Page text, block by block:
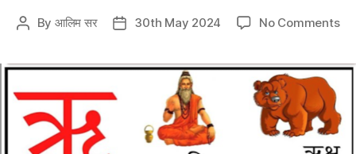
Post
By आलिम सर
Post30th May 2024 No Commentson
का
या
रु,